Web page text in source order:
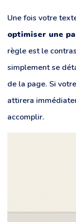
Une fois votre
optimiser une
règle est le
simplement se
de la page. Si
attirera
accomplir.